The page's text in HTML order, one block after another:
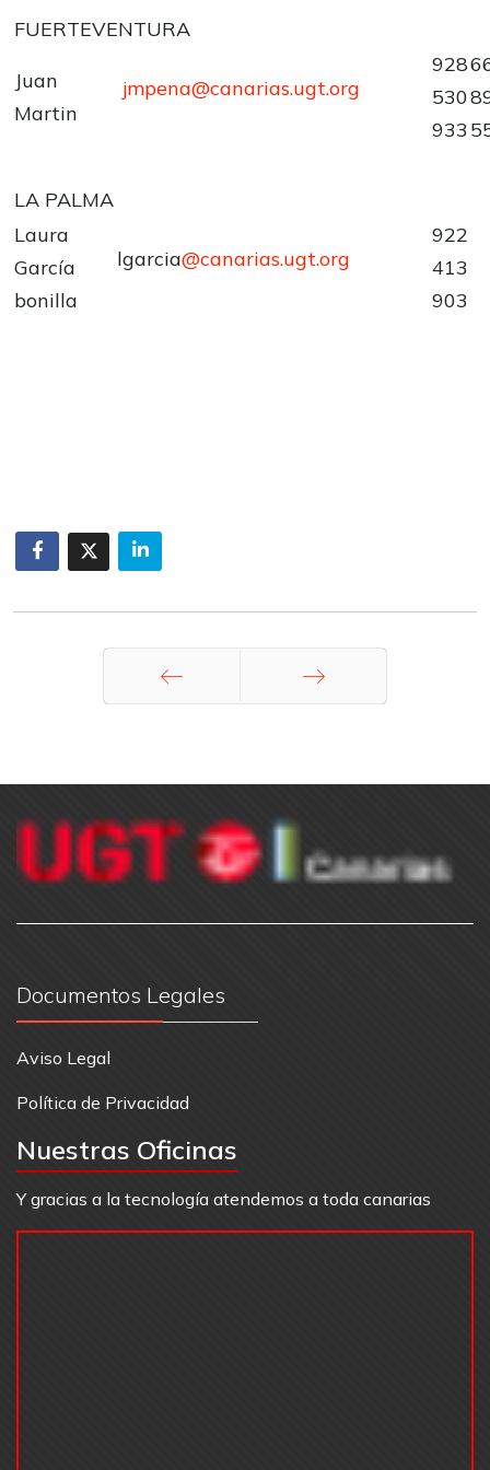
FUERTEVENTURA
Juan
Martin
jmpena@canarias.ugt.org
928
530
933
LA PALMA
Laura
García
bonilla
lgarcia@canarias.ugt.org
922
413
903
Documentos Legales
Aviso Legal
Política de Privacidad
Nuestras Oficinas
Y gracias a la tecnología atendemos a toda canarias